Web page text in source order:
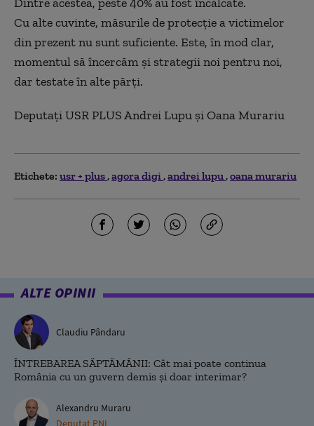
Cu alte cuvinte, măsurile de protecție a victimelor
din prezent nu sunt suficiente. Este, în mod clar,
momentul să încercăm și strategii noi pentru noi,
dar testate în alte părți.
Deputați USR PLUS Andrei Lupu și Oana Murariu
Etichete: usr + plus agora digi andrei lupu oana murariu
ALTE OPINII
Claudiu Pândaru
ÎNTREBAREA SĂPTĂMÂNII: Cât mai poate continua
România cu un guvern demis și doar interimar?
Alexandru Muraru
Deputat PNL